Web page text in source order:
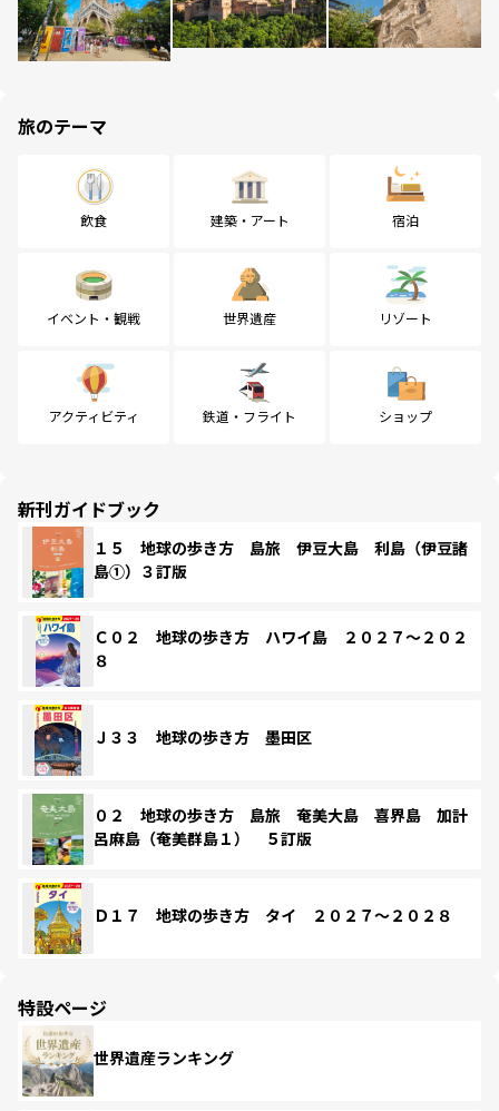
旅のテーマ
飲食 建築・アート 宿泊
イベント・観戦 世界遺産 リゾート
アクティビティ 鉄道・フライト ショップ
新刊ガイドブック
１５ 地球の歩き方 島旅 伊豆大島 利島（伊豆諸
島①）３訂版
Ｃ０２ 地球の歩き方 ハワイ島 ２０２７～２０２
８
Ｊ３３ 地球の歩き方 墨田区
０２ 地球の歩き方 島旅 奄美大島 喜界島 加計
呂麻島（奄美群島１） ５訂版
Ｄ１７ 地球の歩き方 タイ ２０２７～２０２８
特設ページ
世界遺産ランキング